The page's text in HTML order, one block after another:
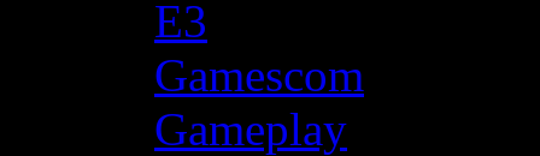
E3
Gamescom
Gameplay